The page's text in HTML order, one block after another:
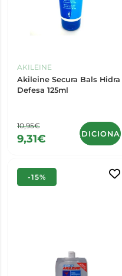
AKILEINE
Akileine Secura Bals Hidra
Defesa 125ml
10,95€
9,31€ ADICIONAR
-15%